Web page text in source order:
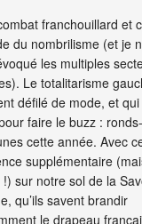
franchouillard et
du nombrilisme (et je
les multiples
Le totalitarisme
défilé de mode, et
faire le buzz :
cette année. Avec
supplémentaire
sur notre sol de la
qu’ils savent brandir
le drapeau